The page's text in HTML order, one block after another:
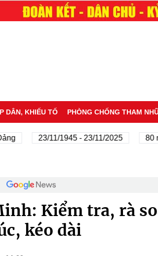
DÂN, KHIẾU TỐ PHÒNG CHỐNG THAM
23/11/1945 - 23/11/2025 80 năm
Kiểm tra, rà
kéo dài